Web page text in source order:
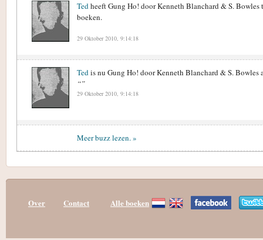
Tedheeft Gung Ho! door Kenneth Blanchard & S. Bowles
boeken.
29 Oktober 2010, 9:14:18
Tedis nu Gung Ho! door Kenneth Blanchard & S. Bowles
“”
29 Oktober 2010, 9:14:18
Meer buzz lezen. »
Over Contact Alle boeken